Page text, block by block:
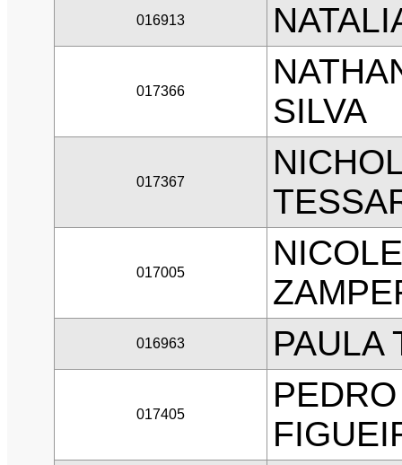
016913
017366
SILVA
017367
017005
016963 PAULA
017405